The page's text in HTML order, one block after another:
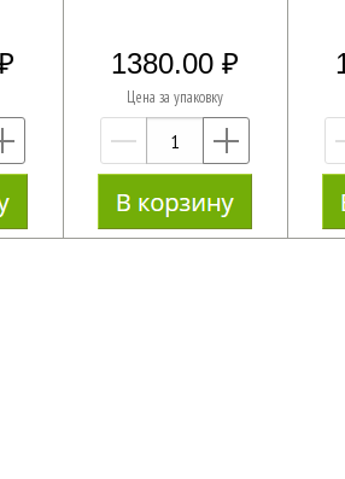
1380.00
Цена за упаковку
—